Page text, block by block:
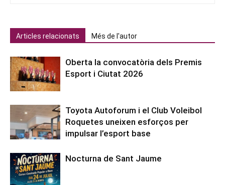
Articles relacionats Més de l'autor
Oberta la convocatòria dels Premis
Esport i Ciutat 2026
Toyota Autoforum i el Club Voleibol
Roquetes uneixen esforços per
impulsar l’esport base
Nocturna de Sant Jaume